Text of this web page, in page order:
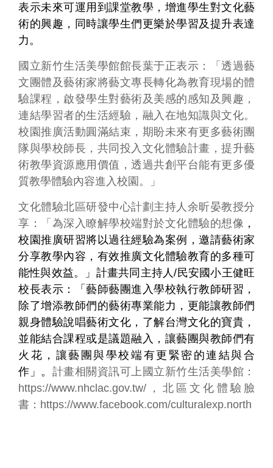
資
訊
音
台
意
見
信
隱
權
政
政
府
資
訊
開
無
明
表示未來可運用到課堂教學，增進學生對文化藝
術的興趣，同時讓學生們更樂於學習及提升表達
力。
國立新竹生活美學館館長葉于正表示：「透過藝
文團體及藝術家將藝文專長轉化為教育現場的體
驗課程，啟發學生對藝術及美感的感知及興趣，
連結學習者的生活經驗，融入在地知識與文化。
校園推廣活動圓滿結束，期盼未來有更多藝術團
隊與學校師長，共同投入文化體驗計畫，提升藝
術教學資源應用價值，透過共創平台能有更多優
質教學體驗內容進入校園。」
文化體驗北區研發中心計劃主持人余昕晏教授分
享：「為深入瞭解學校端對於文化體驗的想像 ，
校園推廣研習將以過往經驗為案例，邀請藝術家
分享教學內容，有效推廣文化體驗教育的多種可
能性與效益。」計畫共同主持人/民安國小王健旺
校長表示：「藝師藝團進入學校執行教師研習，
除了增添教師們的藝術專業能力，更能讓教師們
親身體驗說唱藝術文化，了解台灣文化的寶貴，
並能結合課程或是議題融入，讓藝團與教師們有
火花，讓藝團與學校端有更緊密的連結與合
作」。 計畫相關資訊可上國立新竹生活美學館：
https://www.nhclac.gov.tw/ ，北區文化體驗臉
書：https://www.facebook.com/culturalexp.north